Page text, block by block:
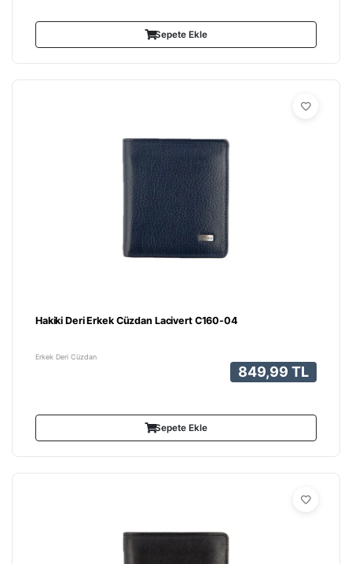
Sepete Ekle
Hakiki Deri Erkek Cüzdan Lacivert C160-04
Erkek Deri Cüzdan
849,99 TL
Sepete Ekle